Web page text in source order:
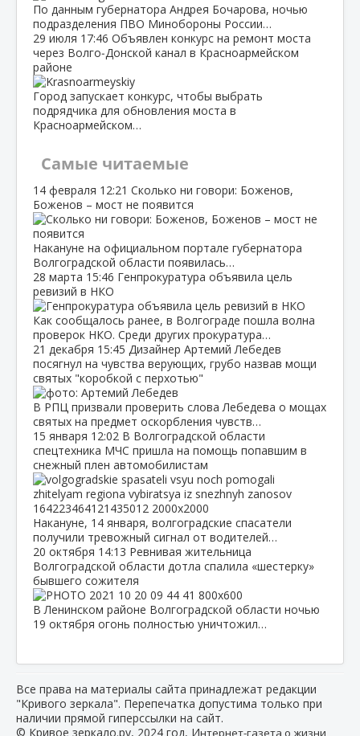
По данным губернатора Андрея Бочарова, ночью
подразделения ПВО Минобороны России…
29 июля 17:46 Объявлен конкурс на ремонт моста
через Волго‑Донской канал в Красноармейском
районе
Город запускает конкурс, чтобы выбрать
подрядчика для обновления моста в
Красноармейском…
Самые читаемые
14 февраля 12:21 Сколько ни говори: Боженов,
Боженов – мост не появится
Накануне на официальном портале губернатора
Волгоградской области появилась…
28 марта 15:46 Генпрокуратура объявила цель
ревизий в НКО
Как сообщалось ранее, в Волгограде пошла волна
проверок НКО. Среди других прокуратура…
21 декабря 15:45 Дизайнер Артемий Лебедев
посягнул на чувства верующих, грубо назвав мощи
святых "коробкой с перхотью"
В РПЦ призвали проверить слова Лебедева о мощах
святых на предмет оскорбления чувств…
15 января 12:02 В Волгоградской области
спецтехника МЧС пришла на помощь попавшим в
снежный плен автомобилистам
Накануне, 14 января, волгоградские спасатели
получили тревожный сигнал от водителей…
20 октября 14:13 Ревнивая жительница
Волгоградской области дотла спалила «шестерку»
бывшего сожителя
В Ленинском районе Волгоградской области ночью
19 октября огонь полностью уничтожил…
Все права на материалы сайта принадлежат редакции
"Кривого зеркала". Перепечатка допустима только при
наличии прямой гиперссылки на сайт.
© Кривое зеркало.ру, 2024 год, Интернет-газета о жизни